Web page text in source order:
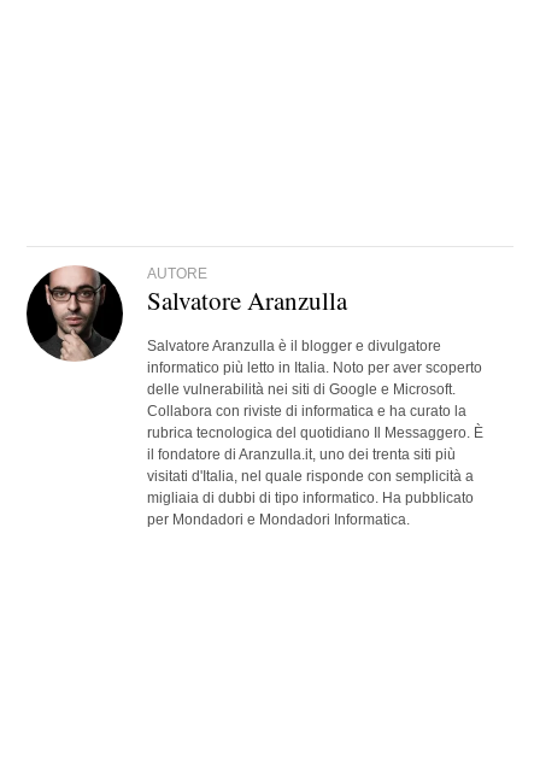
AUTORE
Salvatore Aranzulla
Salvatore Aranzulla è il blogger e divulgatore
informatico più letto in Italia. Noto per aver scoperto
delle vulnerabilità nei siti di Google e Microsoft.
Collabora con riviste di informatica e ha curato la
rubrica tecnologica del quotidiano Il Messaggero. È
il fondatore di Aranzulla.it, uno dei trenta siti più
visitati d'Italia, nel quale risponde con semplicità a
migliaia di dubbi di tipo informatico. Ha pubblicato
per Mondadori e Mondadori Informatica.